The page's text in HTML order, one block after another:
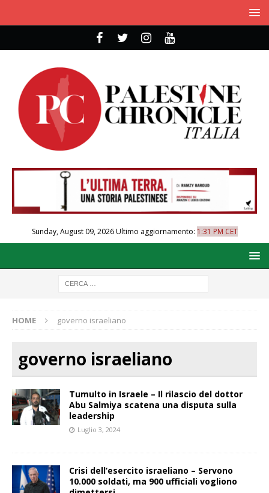
Sunday, August 09, 2026Ultimo aggiornamento: 1:31 PM CET
HOME governo israeliano
governo israeliano
Tumulto in Israele – Il rilascio del dottor
Abu Salmiya scatena una disputa sulla
leadership
Luglio 3, 2024
Crisi dell’esercito israeliano – Servono
10.000 soldati, ma 900 ufficiali vogliono